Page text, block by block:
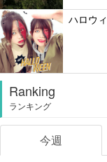
ハロウ
Ranking
ランキング
今週